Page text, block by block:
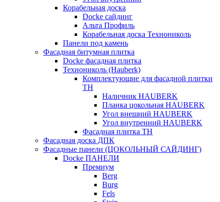
Корабельная доска
Docke сайдинг
Альта Профиль
Корабельная доска Технониколь
Панели под камень
Фасадная битумная плитка
Docke фасадная плитка
Технониколь (Hauberk)
Комплектующие для фасадной плитки
ТН
Наличник HAUBERK
Планка цокольная HAUBERK
Угол внешний HAUBERK
Угол внутренний HAUBERK
Фасадная плитка ТН
Фасадная доска ДПК
Фасадные панели (ЦОКОЛЬНЫЙ САЙДИНГ)
Docke ПАНЕЛИ
Премиум
Berg
Burg
Fels